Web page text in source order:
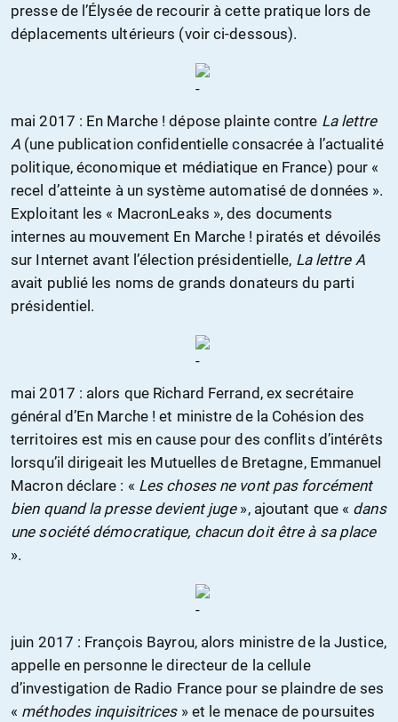
presse de l’Élysée de recourir à cette pratique lors de
déplacements ultérieurs (voir ci-dessous).
mai 2017 : En Marche ! dépose plainte contre La lettre
A (une publication confidentielle consacrée à l’actualité
politique, économique et médiatique en France) pour «
recel d’atteinte à un système automatisé de données ».
Exploitant les « MacronLeaks », des documents
internes au mouvement En Marche ! piratés et dévoilés
sur Internet avant l’élection présidentielle, La lettre A
avait publié les noms de grands donateurs du parti
présidentiel.
mai 2017 : alors que Richard Ferrand, ex secrétaire
général d’En Marche ! et ministre de la Cohésion des
territoires est mis en cause pour des conflits d’intérêts
lorsqu’il dirigeait les Mutuelles de Bretagne, Emmanuel
Macron déclare : « Les choses ne vont pas forcément
bien quand la presse devient juge », ajoutant que « dans
une société démocratique, chacun doit être à sa place
».
juin 2017 : François Bayrou, alors ministre de la Justice,
appelle en personne le directeur de la cellule
d’investigation de Radio France pour se plaindre de ses
« méthodes inquisitrices» et le menace de poursuites